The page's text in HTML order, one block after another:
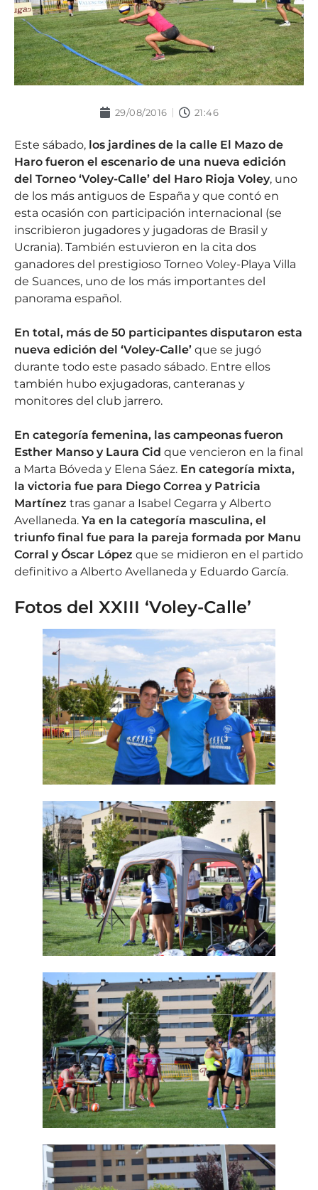
29/08/2016 21:46
Este sábado, los jardines de la calle El Mazo de
Haro fueron el escenario de una nueva edición
del Torneo ‘Voley-Calle’ del Haro Rioja Voley, uno
de los más antiguos de España y que contó en
esta ocasión con participación internacional (se
inscribieron jugadores y jugadoras de Brasil y
Ucrania). También estuvieron en la cita dos
ganadores del prestigioso Torneo Voley-Playa Villa
de Suances, uno de los más importantes del
panorama español.
En total, más de 50 participantes disputaron esta
nueva edición del ‘Voley-Calle’ que se jugó
durante todo este pasado sábado. Entre ellos
también hubo exjugadoras, canteranas y
monitores del club jarrero.
En categoría femenina, las campeonas fueron
Esther Manso y Laura Cid que vencieron en la final
a Marta Bóveda y Elena Sáez. En categoría mixta,
la victoria fue para Diego Correa y Patricia
Martínez tras ganar a Isabel Cegarra y Alberto
Avellaneda. Ya en la categoría masculina, el
triunfo final fue para la pareja formada por Manu
Corral y Óscar López que se midieron en el partido
definitivo a Alberto Avellaneda y Eduardo García.
Fotos del XXIII ‘Voley-Calle’